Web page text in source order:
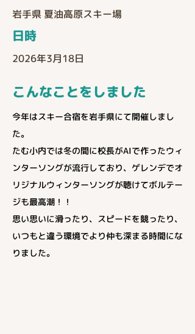
岩手県 夏油高原スキー場
​日時
2026年3月18日
こんなことをしました
今年はスキー合宿を岩手県にて開催しまし
た。
たむ小内では冬の間に校長がAIで作ったウィ
ンターソングが流行しており、ゲレンデでオ
リジナルウィンターソングが聴けてボルテー
ジも最高潮！！
思い思いに滑ったり、スピードを競ったり、
いつもと違う環境でより仲も深まる時間にな
りました。